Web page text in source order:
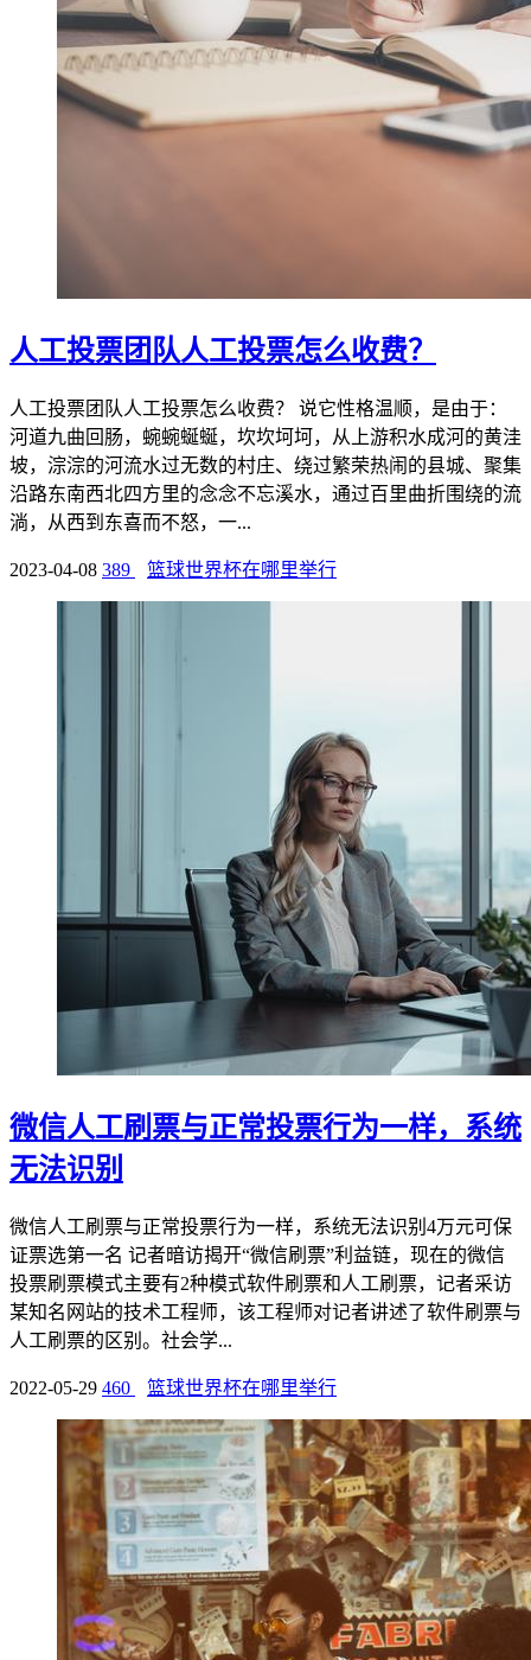
人工投票团队人工投票怎么收费？
人工投票团队人工投票怎么收费？ 说它性格温顺，是由于：
河道九曲回肠，蜿蜿蜒蜒，坎坎坷坷，从上游积水成河的黄洼
坡，淙淙的河流水过无数的村庄、绕过繁荣热闹的县城、聚集
沿路东南西北四方里的念念不忘溪水，通过百里曲折围绕的流
淌，从西到东喜而不怒，一...
2023-04-08 389 篮球世界杯在哪里举行
微信人工刷票与正常投票行为一样，系统
无法识别
微信人工刷票与正常投票行为一样，系统无法识别4万元可保
证票选第一名 记者暗访揭开“微信刷票”利益链，现在的微信
投票刷票模式主要有2种模式软件刷票和人工刷票，记者采访
某知名网站的技术工程师，该工程师对记者讲述了软件刷票与
人工刷票的区别。社会学...
2022-05-29 460 篮球世界杯在哪里举行